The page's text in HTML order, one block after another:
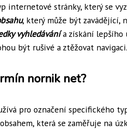
internetové stránky, který se
, který může být zavádějící,
vyhledávánía získání lepšího
být rušivé a ztěžovat navigaci.
nornik net?
pro označení specifického
která se zaměřuje na